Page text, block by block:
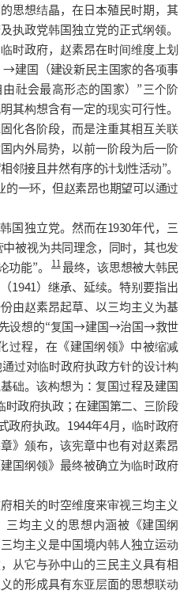
思想结晶，在日本殖民时期，其
执政党韩国独立党的正式纲领。
时政府，赵素昂在时间维度上划
→建国（建设新民主国家的各项事
社会最高形态的国家）”三个阶
其构想含有一定的现实可行性。
化各阶段，而是注重其相互关联
内外局势，以前一阶段为后一阶
邻接且井然有序的计划性活动”。
一环，但赵素昂也期望可以通过
国独立党。然而在1930年代，三
被视为共同理念，同时，其也发
功能”。11最终，该思想被大韩民
1941）继承、延续。特别要指出
由赵素昂起草、以三均主义为基
设想的“复国→建国→治国→救世
过程，在《建国纲领》中被缩减
过对临时政府执政方针的设计构
础。该构想为：复国过程及建国
时政府执政；在建国第二、三阶段
政府执政。1944年4月，临时政府
》颁布，该宪章中也有对赵素昂
国纲领》最终被确立为临时政府
相关的时空维度来审视三均主义
均主义的思想内涵被《建国纲
均主义是中国境内韩人独立运动
从它与孙中山的三民主义具有相
的形成具有东亚层面的思想联动